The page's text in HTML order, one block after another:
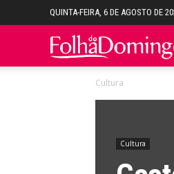
QUINTA-FEIRA, 6 DE AGOSTO DE
Cultura
Cultura